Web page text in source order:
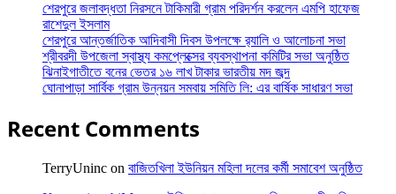
শেরপুরে জলাবদ্ধতা নিরসনে টাকিমারী গ্রাম পরিদর্শন করলেন এমপি হাফেজ
রাশেদুল ইসলাম
শেরপুরে আন্তর্জাতিক আদিবাসী দিবস উপলক্ষে র‌্যালি ও আলোচনা সভা
শ্রীবরদী উপজেলা স্বাস্থ্য কমপ্লেক্সের ব্যবস্থাপনা কমিটির সভা অনুষ্ঠিত
ঝিনাইগাতীতে বনের ভেতর ১৬ লাখ টাকার ভারতীয় মদ জব্দ
ঘোনাপাড়া সার্বিক গ্রাম উন্নয়ন সমবায় সমিতি লি: এর বার্ষিক সাধারণ সভা
Recent Comments
TerryUninc on বাজিতখিলা ইউনিয়ন মহিলা দলের কর্মী সমাবেশ অনুষ্ঠিত